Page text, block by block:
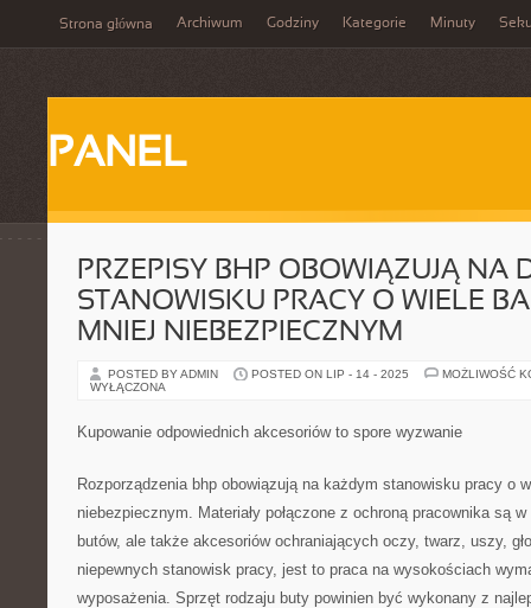
Strona główna Archiwum Godziny Kategorie Minuty
PANEL
PRZEPISY BHP OBOWIĄZUJĄ NA
STANOWISKU PRACY O WIELE
MNIEJ NIEBEZPIECZNYM
POSTED BY ADMIN POSTED ON LIP - 14 - 2025
MOŻLIWOŚĆ
WYŁĄCZONA
Kupowanie odpowiednich akcesoriów to spore wyzwanie
Rozporządzenia bhp obowiązują na każdym stanowisku pracy o
niebezpiecznym. Materiały połączone z ochroną pracownika są
butów, ale także akcesoriów ochraniających oczy, twarz, uszy,
niepewnych stanowisk pracy, jest to praca na wysokościach
wyposażenia. Sprzęt rodzaju buty powinien być wykonany z